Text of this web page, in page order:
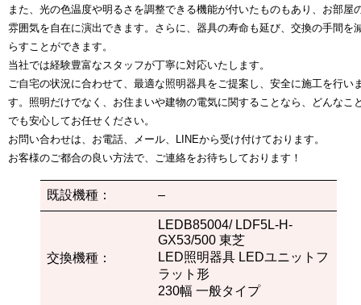
また、光の色温度や明るさを調整できる機能が付いたものもあり、お部屋
雰囲気を自在に演出できます。さらに、器具の寿命も延び、交換の手間を
らすことができます。
当社では経験豊富なスタッフが丁寧に対応いたします。
ご自宅の状況に合わせて、最適な照明器具をご提案し、安全に施工を行い
す。照明だけでなく、お住まいや建物の電気に関することなら、どんなこ
でも安心してお任せください。
お問い合わせは、お電話、メール、LINEから受け付けております。
お客様のご都合の良い方法で、ご連絡をお待ちしております！
既設機種： –
交換機種：
LEDB85004/ LDF5L-H-
GX53/500 東芝
LED照明器具 LEDユニットフ
ラット形
230幅 一般タイプ